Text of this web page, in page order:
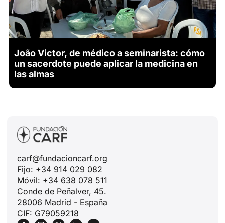
João Victor, de médico a seminarista: cómo
un sacerdote puede aplicar la medicina en
las almas
carf@fundacioncarf.org
Fijo: +34 914 029 082
Móvil: +34 638 078 511
Conde de Peñalver, 45.
28006 Madrid - España
CIF: G79059218